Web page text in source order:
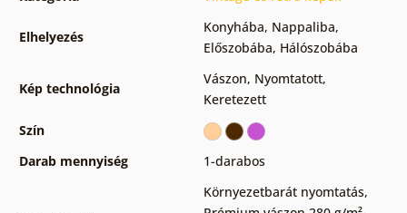
Elhelyezés
Konyhába, Nappaliba,
Előszobába, Hálószobába
Kép technológia
Vászon, Nyomtatott,
Keretezett
Szín
Darab mennyiség
1-darabos
Környezetbarát nyomtatás,